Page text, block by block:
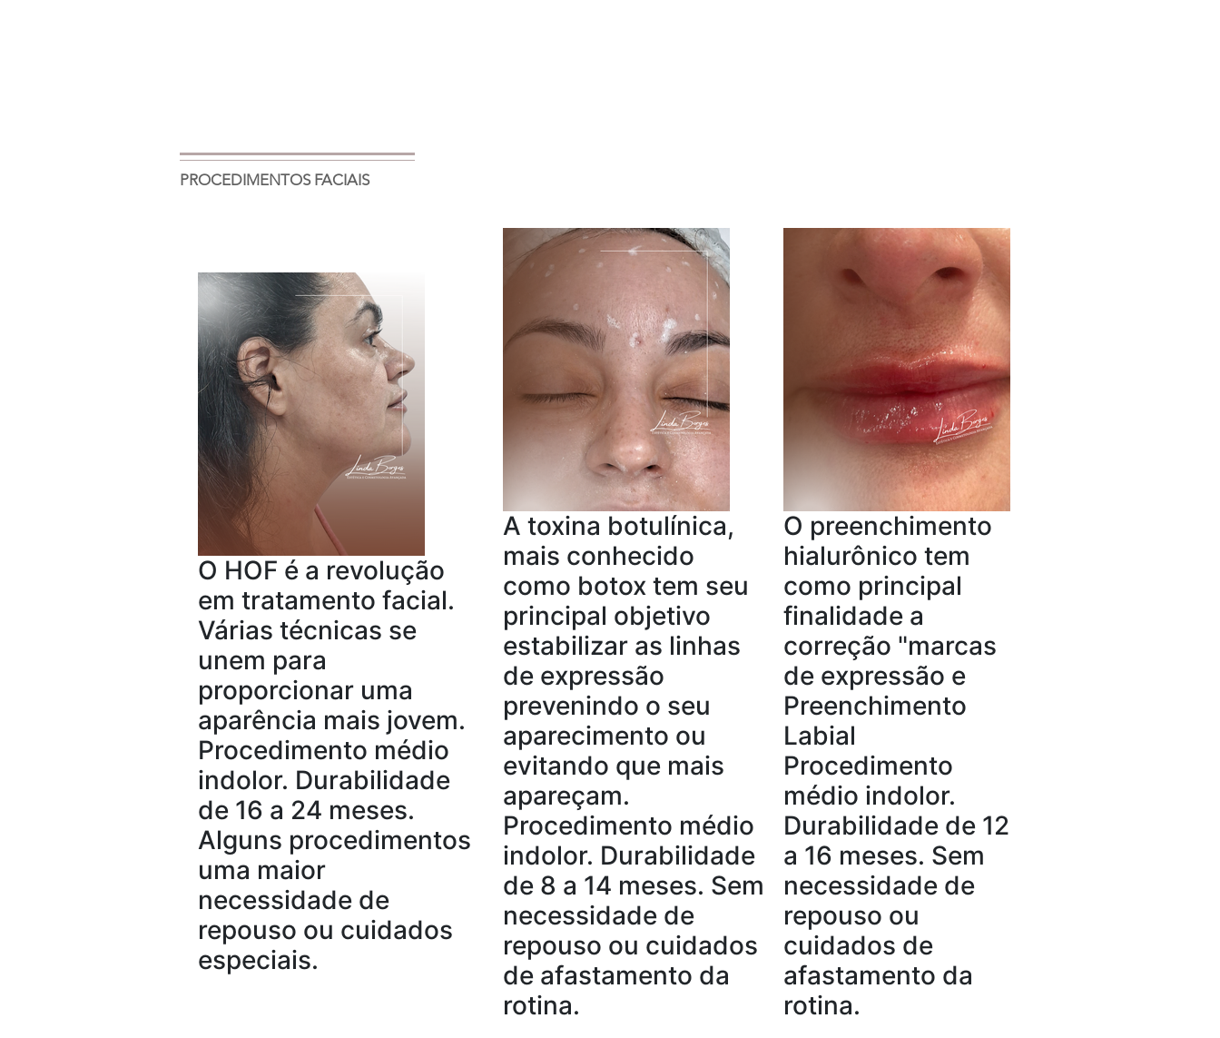
PROCEDIMENTOS FACIAIS
O HOF é a revolução
em tratamento facial.
Várias técnicas se
unem para
proporcionar uma
aparência mais jovem.
Procedimento médio
indolor. Durabilidade
de 16 a 24 meses.
Alguns procedimentos
uma maior
necessidade de
repouso ou cuidados
especiais.​
A toxina botulínica,
mais conhecido
como botox tem seu
principal objetivo
estabilizar as linhas
de expressão
prevenindo o seu
aparecimento ou
evitando que mais
apareçam.
Procedimento médio
indolor. Durabilidade
de 8 a 14 meses. Sem
necessidade de
repouso ou cuidados
de afastamento da
rotina.
O preenchimento
hialurônico tem
como principal
finalidade a
correção "marcas
de expressão e
Preenchimento
Labial
Procedimento
médio indolor.
Durabilidade de 12
a 16 meses. Sem
necessidade de
repouso ou
cuidados de
afastamento da
rotina. ​